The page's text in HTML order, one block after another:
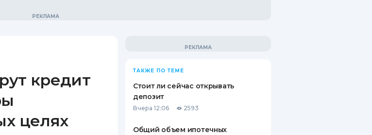
кредит
целях
ТАКЖЕ ПО ТЕМЕ
Стоит ли сейчас открывать
депозит
Вчера 12:06 2593
Общий объем ипотечных